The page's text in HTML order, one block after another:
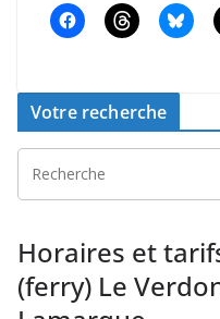
Votre recherche
Horaires et
(ferry) Le